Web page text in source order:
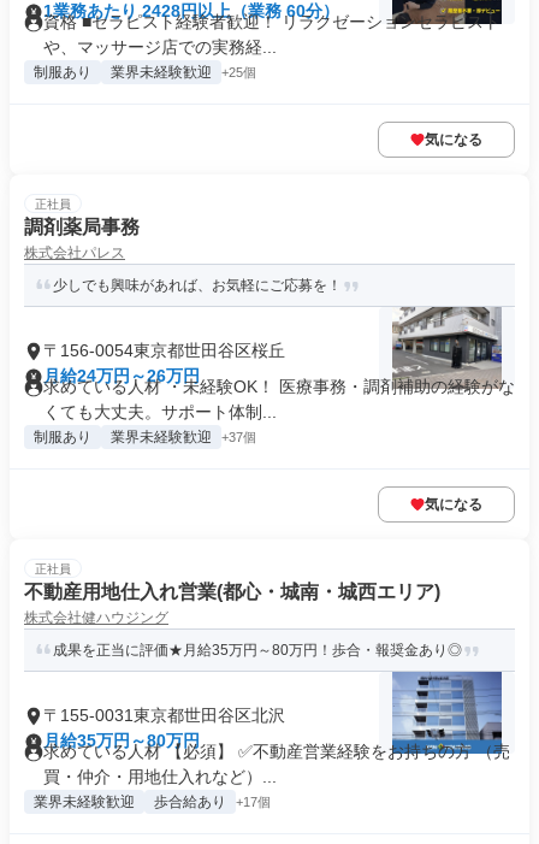
1業務あたり 2428円以上（業務 60分）
資格 ■セラピスト経験者歓迎！ リラクゼーションセラピスト
や、マッサージ店での実務経...
制服あり 業界未経験歓迎 +25個
気になる
正社員
調剤薬局事務
株式会社パレス
少しでも興味があれば、お気軽にご応募を！
〒156-0054東京都世田谷区桜丘
月給24万円～26万円
求めている人材 ・未経験OK！ 医療事務・調剤補助の経験がな
くても大丈夫。サポート体制...
制服あり 業界未経験歓迎 +37個
気になる
正社員
不動産用地仕入れ営業(都心・城南・城西エリア)
株式会社健ハウジング
成果を正当に評価★月給35万円～80万円！歩合・報奨金あり◎
〒155-0031東京都世田谷区北沢
月給35万円～80万円
求めている人材 【必須】 ✅不動産営業経験をお持ちの方 （売
買・仲介・用地仕入れなど）...
業界未経験歓迎 歩合給あり +17個